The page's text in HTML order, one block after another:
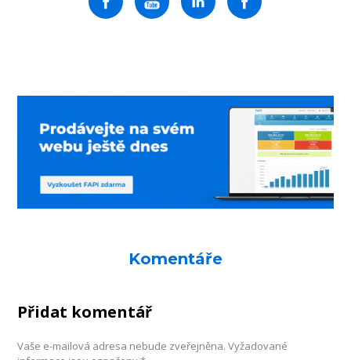
Komentáře
Přidat komentář
Vaše e-mailová adresa nebude zveřejněna. Vyžadované